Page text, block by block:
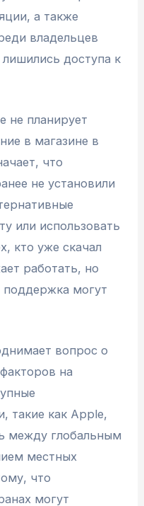
а также
владельцев
доступа к
не планирует
в магазине в
что
не установили
или использовать
кто уже скачал
работать, но
поддержка могут
вопрос о
на
такие как Apple,
между глобальным
местных
что
могут